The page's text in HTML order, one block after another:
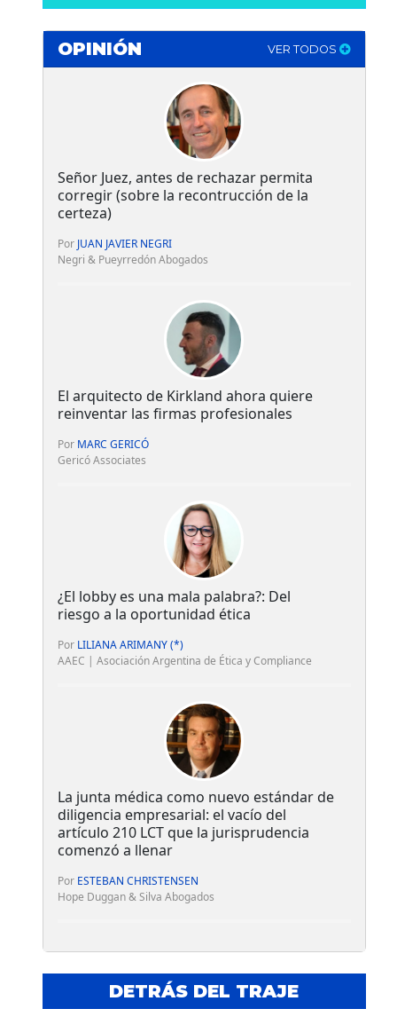
OPINIÓN VER TODOS
Señor Juez, antes de rechazar permita
corregir (sobre la recontrucción de la
certeza)
Por JUAN JAVIER NEGRI
Negri & Pueyrredón Abogados
El arquitecto de Kirkland ahora quiere
reinventar las firmas profesionales
Por MARC GERICÓ
Gericó Associates
¿El lobby es una mala palabra?: Del
riesgo a la oportunidad ética
Por LILIANA ARIMANY (*)
AAEC | Asociación Argentina de Ética y Compliance
La junta médica como nuevo estándar de
diligencia empresarial: el vacío del
artículo 210 LCT que la jurisprudencia
comenzó a llenar
Por ESTEBAN CHRISTENSEN
Hope Duggan & Silva Abogados
DETRÁS DEL TRAJE